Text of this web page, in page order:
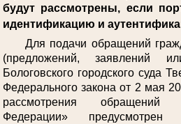
будут рассмотрены, если
идентификацию и
Для подачи обращений
(предложений, заявлений
Бологовского городского суда
Федерального закона от 2 мая
рассмотрения обращений
Федерации» предусмотрен